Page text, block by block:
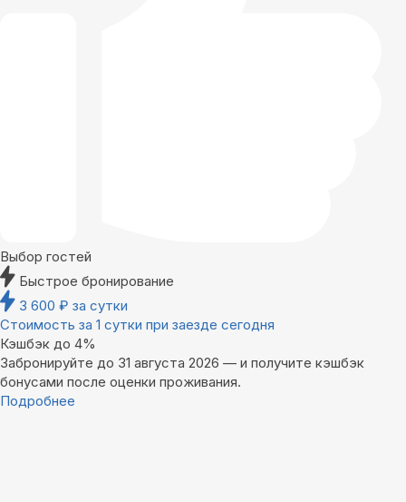
Выбор гостей
Быстрое бронирование
3 600 ₽ за сутки
Стоимость за 1 сутки при заезде сегодня
Кэшбэк до 4%
Забронируйте до 31 августа 2026 — и получите кэшбэк
бонусами после оценки проживания.
Подробнее